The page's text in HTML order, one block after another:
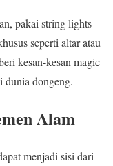
pakai string lights
seperti altar atau
kesan-kesan magic
dunia dongeng.
Alam
menjadi sisi dari